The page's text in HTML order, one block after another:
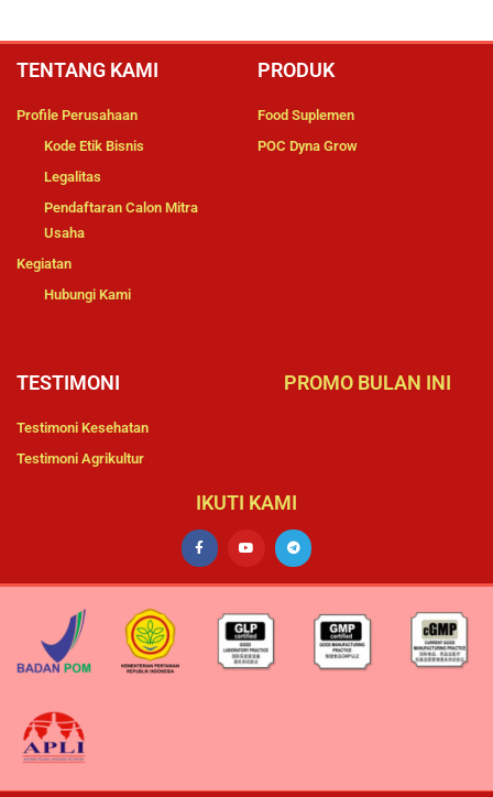
TENTANG KAMI
Profile Perusahaan
Kode Etik Bisnis
Legalitas
Pendaftaran Calon Mitra
Usaha
Kegiatan
Hubungi Kami
PRODUK
Food Suplemen
POC Dyna Grow
TESTIMONI
Testimoni Kesehatan
Testimoni Agrikultur
PROMO BULAN INI
IKUTI KAMI